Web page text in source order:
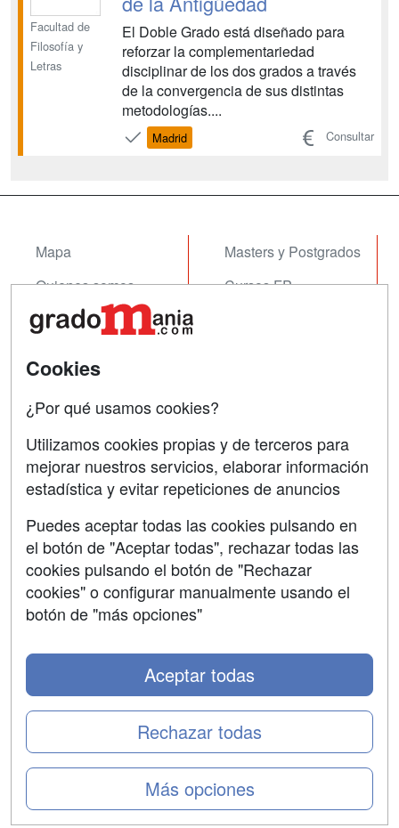
Facultad de
Filosofía y
Letras
El Doble Grado está diseñado para
reforzar la complementariedad
disciplinar de los dos grados a través
de la convergencia de sus distintas
metodologías....
Madrid Consultar
Mapa
Quienes somos
Tarifas publicidad
Masters y Postgrados
Cursos FP
Contactar
Confidencialidad
Copyleft
SÍGUENOS EN:
Cookies
¿Por qué usamos cookies?
Utilizamos cookies propias y de terceros para
mejorar nuestros servicios, elaborar información
estadística y evitar repeticiones de anuncios
Puedes aceptar todas las cookies pulsando en
el botón de "Aceptar todas", rechazar todas las
cookies pulsando el botón de "Rechazar
cookies" o configurar manualmente usando el
botón de "más opciones"
Más opciones
Rechazar todas
Aceptar todas